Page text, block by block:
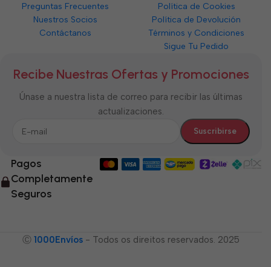
Preguntas Frecuentes
Nuestros Socios
Contáctanos
Política de Cookies
Política de Devolución
Términos y Condiciones
Sigue Tu Pedido
Recibe Nuestras Ofertas y Promociones
Únase a nuestra lista de correo para recibir las últimas
actualizaciones.
Pagos
Completamente
Seguros
Ⓒ 1000Envíos - Todos os direitos reservados. 2025